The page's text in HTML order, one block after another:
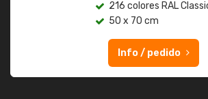
216 colores RAL
50 x 70 cm
Info / pedido